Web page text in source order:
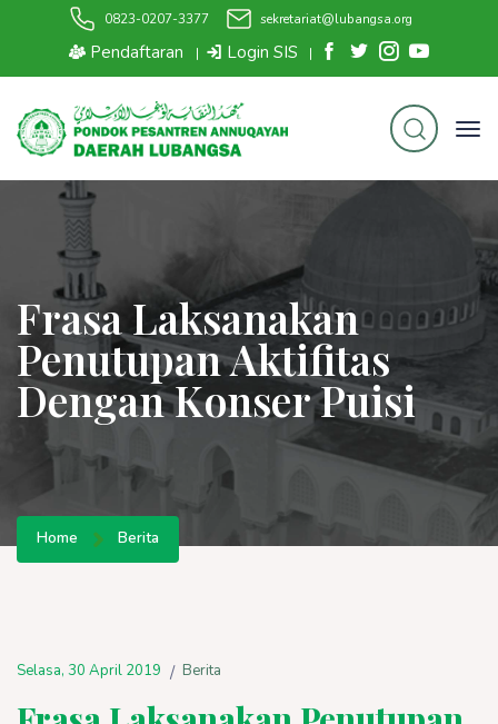
0823-0207-3377 sekretariat@lubangsa.org
Pendaftaran | Login SIS |
Frasa Laksanakan
Penutupan Aktifitas
Dengan Konser Puisi
Home Berita
Selasa, 30 April 2019 / Berita